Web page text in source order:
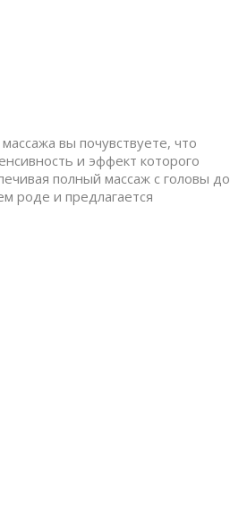
вы почувствуете, что
и эффект которого
полный массаж с головы до
роде и предлагается